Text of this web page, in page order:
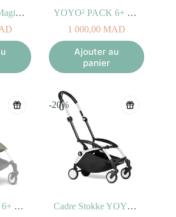
Cybex Libelle Magic Black
YOYO² PACK 6+ Couleur Rouge
1 000,00 MAD
Ajouter au
panier
YOYO² PACK 6+ Couleur Olive
-20%
Cadre Stokke YOYO² Blanc